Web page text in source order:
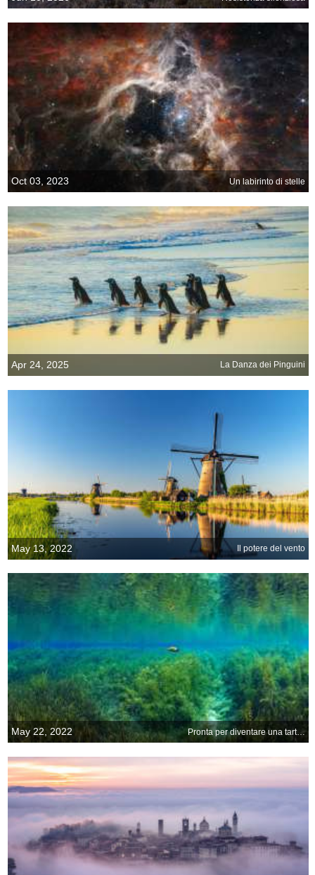
Oct 03, 2023 Un labirinto di stelle
Apr 24, 2025 La Danza dei Pinguini
May 13, 2022 Il potere del vento
May 22, 2022 Pronta per diventare una tartaruga ninja